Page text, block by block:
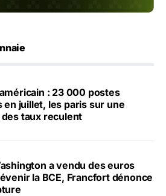
: 23 000 postes
en juillet, les paris sur une
taux reculent
a vendu des euros
la BCE, Francfort dénonce